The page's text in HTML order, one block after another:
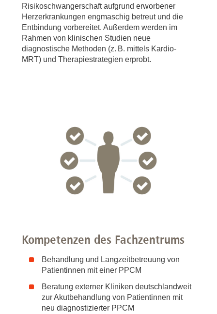
Risikoschwangerschaft aufgrund erworbener
Herzerkrankungen engmaschig betreut und die
Entbindung vorbereitet. Außerdem werden im
Rahmen von klinischen Studien neue
diagnostische Methoden (z. B. mittels Kardio-
MRT) und Therapiestrategien erprobt.
Kompetenzen des Fachzentrums
Behandlung und Langzeitbetreuung von
Patientinnen mit einer PPCM
Beratung externer Kliniken deutschlandweit
zur Akutbehandlung von Patientinnen mit
neu diagnostizierter PPCM